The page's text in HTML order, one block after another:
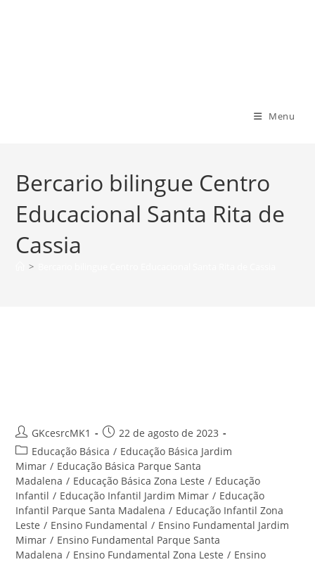
Menu
Bercario bilingue Centro
Educacional Santa Rita de
Cassia
>
Autor
do
post:
GKcesrcMK1
Post
publicado:
22 de agosto de 2023
Categoria
do
post:
Educação Básica / Educação Básica Jardim
Mimar / Educação Básica Parque Santa
Madalena / Educação Básica Zona Leste / Educação
Infantil / Educação Infantil Jardim Mimar / Educação
Infantil Parque Santa Madalena / Educação Infantil Zona
Leste / Ensino Fundamental / Ensino Fundamental Jardim
Mimar / Ensino Fundamental Parque Santa
Madalena / Ensino Fundamental Zona Leste / Ensino